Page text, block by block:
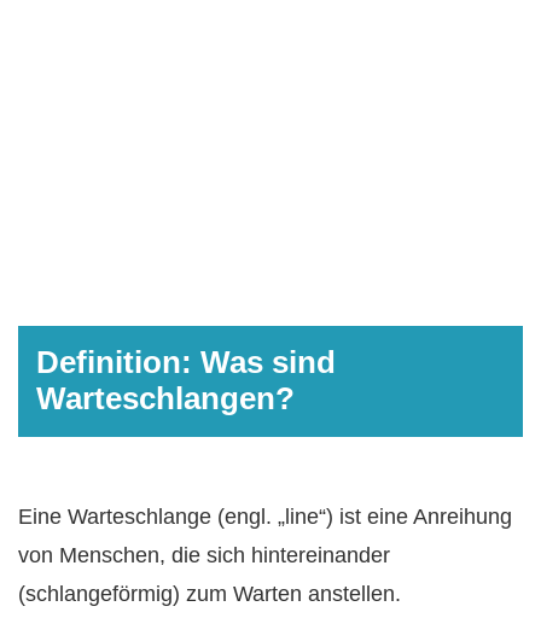
Definition: Was sind
Warteschlangen?
Eine Warteschlange (engl. „line“) ist eine Anreihung
von Menschen, die sich hintereinander
(schlangeförmig) zum Warten anstellen.